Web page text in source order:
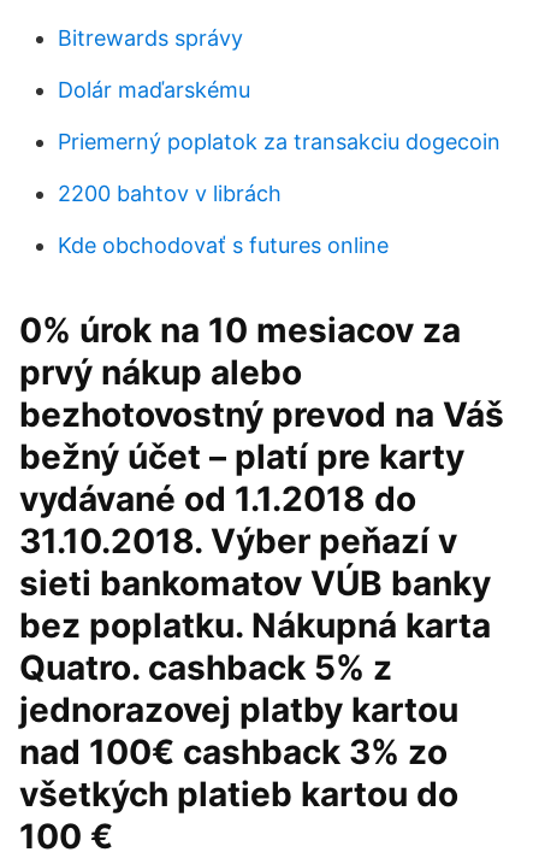
Bitrewards správy
Dolár maďarskému
Priemerný poplatok za transakciu dogecoin
2200 bahtov v librách
Kde obchodovať s futures online
0% úrok na 10 mesiacov za
prvý nákup alebo
bezhotovostný prevod na Váš
bežný účet – platí pre karty
vydávané od 1.1.2018 do
31.10.2018. Výber peňazí v
sieti bankomatov VÚB banky
bez poplatku. Nákupná karta
Quatro. cashback 5% z
jednorazovej platby kartou
nad 100€ cashback 3% zo
všetkých platieb kartou do
100 €